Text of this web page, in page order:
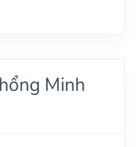
Minh